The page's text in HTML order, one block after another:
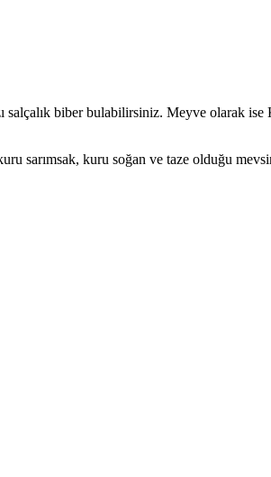
biber bulabilirsiniz. Meyve olarak ise
sarımsak, kuru soğan ve taze olduğu